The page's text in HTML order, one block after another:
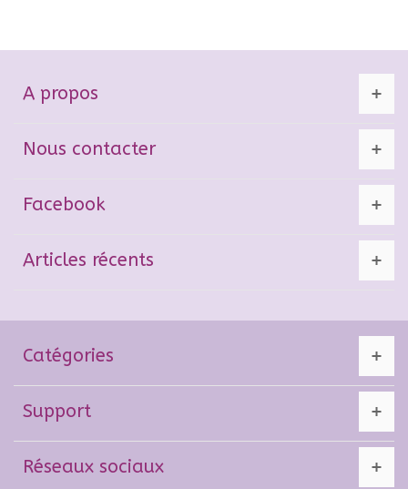
A propos
Nous contacter
Facebook
Articles récents
Catégories
Support
Réseaux sociaux